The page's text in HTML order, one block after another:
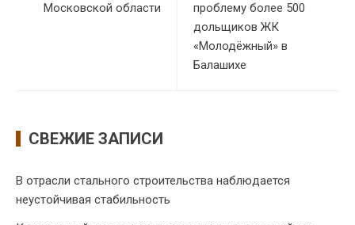
Московской области
проблему более 500
дольщиков ЖК
«Молодёжный» в
Балашихе
СВЕЖИЕ ЗАПИСИ
В отрасли стального строительства наблюдается
неустойчивая стабильность